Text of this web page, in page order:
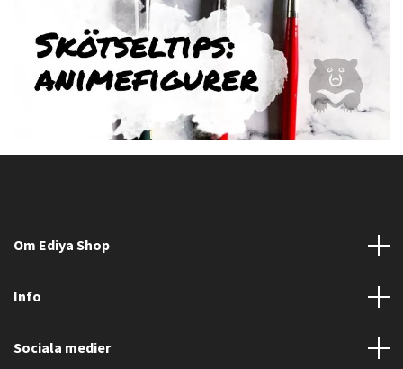
Om Ediya Shop
Info
Sociala medier